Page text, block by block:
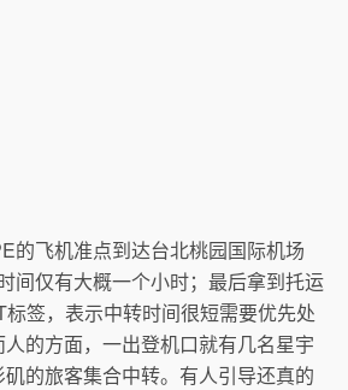
的飞机准点到达台北桃园国际机场
间仅有大概一个小时；最后拿到托运
签，表示中转时间很短需要优先处
的方面，一出登机口就有几名星宇
的旅客集合中转。有人引导还真的